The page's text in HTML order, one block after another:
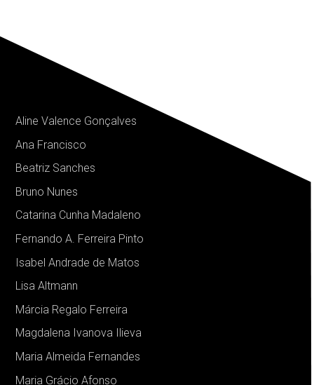
+ EQUIPA
Aline Valence Gonçalves
Ana Francisco
Beatriz Sanches
Bruno Nunes
Catarina Cunha Madaleno
Fernando A. Ferreira Pinto
Isabel Andrade de Matos
Lisa Altmann
Márcia Regalo Ferreira
Magdalena Ivanova Ilieva
Maria Almeida Fernandes
Maria Grácio Afonso